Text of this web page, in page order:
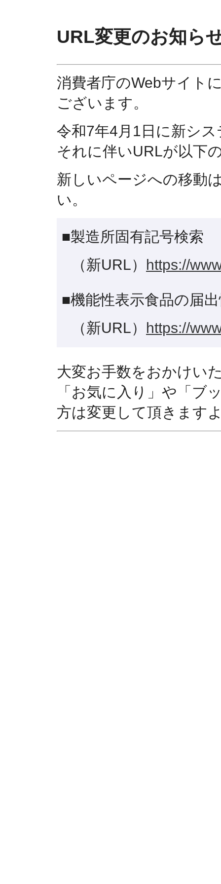
URL変更のお知ら
消費者庁のWebサイト
ございます。
令和7年4月1日に新シ
それに伴いURLが以下
新しいページへの移動
い。
■製造所固有記号検索
（新URL） https://
■機能性表示食品の届
（新URL） https://
大変お手数をおかけい
「お気に入り」や「ブ
方は変更して頂きます